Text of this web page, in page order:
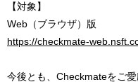
【対象】
Web（ブラウザ）版
https://checkmate-
今後とも、Checkmateをご